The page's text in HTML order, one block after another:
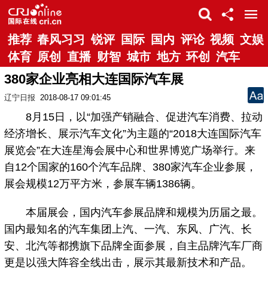
推荐 春风习习 锐评 国际 国内 评论 视频 文娱
体育 原创 直播 财智 城市 地方 环创 汽车
380家企业亮相大连国际汽车展
辽宁日报 2018-08-17 09:01:45
8月15日，以“加强产销融合、促进汽车消费、拉动
经济增长、展示汽车文化”为主题的“2018大连国际汽车
展览会”在大连星海会展中心和世界博览广场举行。来
自12个国家的160个汽车品牌、380家汽车企业参展，
展会规模12万平方米，参展车辆1386辆。
本届展会，国内汽车参展品牌和规模为历届之最。
国内最知名的汽车集团上汽、一汽、东风、广汽、长
安、北汽等都携旗下品牌全面参展，自主品牌汽车厂商
更是以强大阵容全线出击，展示其最新技术和产品。